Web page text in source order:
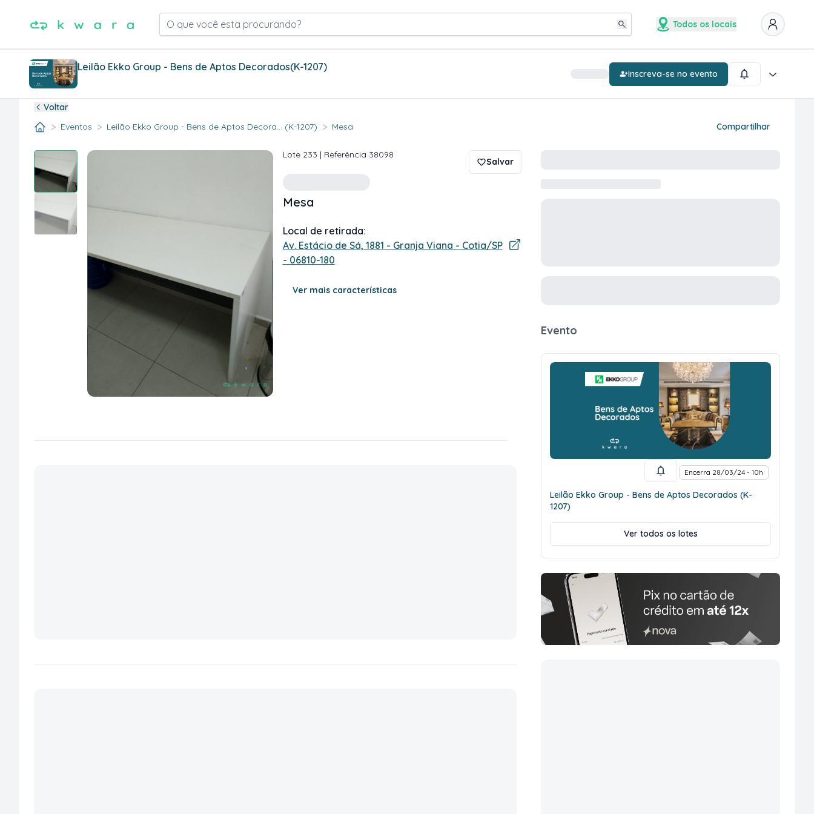
O que você esta procurando? Todos os locais
Leilão Ekko Group - Bens de Aptos Decorados(K-1207)
Inscreva-se no evento
Voltar
> Eventos > Leilão Ekko Group - Bens de Aptos Decora... (K-1207) > Mesa Compartilhar
Lote 233 | Referência 38098
Salvar
Mesa
Local de retirada:
Av. Estácio de Sá, 1881 - Granja Viana - Cotia/SP
- 06810-180
Ver mais características
Evento
Encerra 28/03/24 - 10h
Leilão Ekko Group - Bens de Aptos Decorados (K-
1207)
Ver todos os lotes